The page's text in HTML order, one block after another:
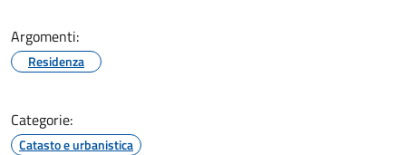
Argomenti:
Residenza
Categorie:
Catasto e urbanistica